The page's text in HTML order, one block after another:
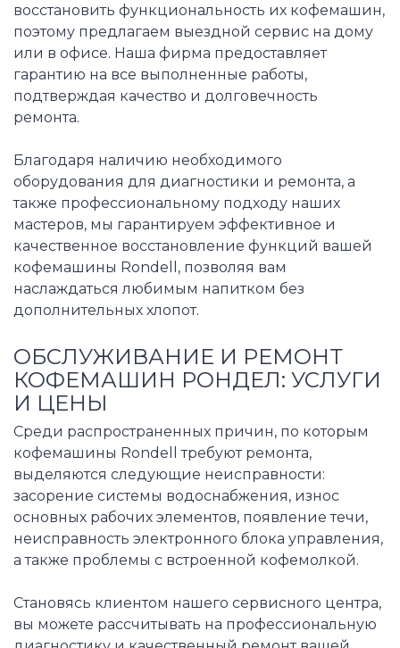
восстановить функциональность их кофемашин,
поэтому предлагаем выездной сервис на дому
или в офисе. Наша фирма предоставляет
гарантию на все выполненные работы,
подтверждая качество и долговечность
ремонта.
Благодаря наличию необходимого
оборудования для диагностики и ремонта, а
также профессиональному подходу наших
мастеров, мы гарантируем эффективное и
качественное восстановление функций вашей
кофемашины Rondell, позволяя вам
наслаждаться любимым напитком без
дополнительных хлопот.
ОБСЛУЖИВАНИЕ И РЕМОНТ
КОФЕМАШИН РОНДЕЛ: УСЛУГИ
И ЦЕНЫ
Среди распространенных причин, по которым
кофемашины Rondell требуют ремонта,
выделяются следующие неисправности:
засорение системы водоснабжения, износ
основных рабочих элементов, появление течи,
неисправность электронного блока управления,
а также проблемы с встроенной кофемолкой.
Становясь клиентом нашего сервисного центра,
вы можете рассчитывать на профессиональную